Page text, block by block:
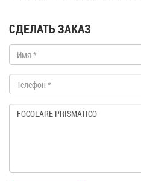
СДЕЛАТЬ ЗАКАЗ